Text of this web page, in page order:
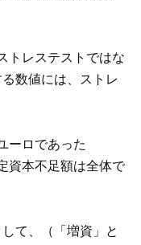
トレステストではな
数値には、ストレ
ーロであった
資本不足額は全体で
て、（「増資」と